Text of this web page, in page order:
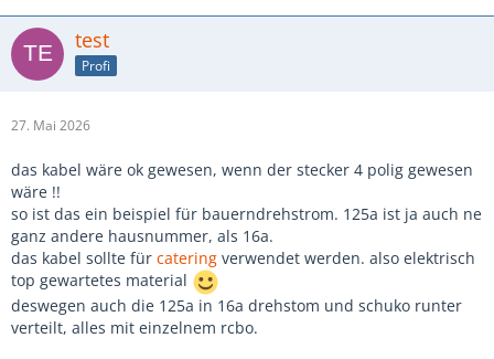
test
Profi
27. Mai 2026
das kabel wäre ok gewesen, wenn der stecker 4 polig gewesen
wäre !!
so ist das ein beispiel für bauerndrehstrom. 125a ist ja auch ne
ganz andere hausnummer, als 16a.
das kabel sollte für catering verwendet werden. also elektrisch
top gewartetes material
deswegen auch die 125a in 16a drehstom und schuko runter
verteilt, alles mit einzelnem rcbo.